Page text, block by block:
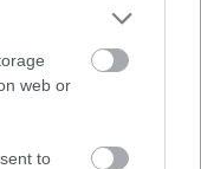
web or
to
jogai miatt
a korábbi